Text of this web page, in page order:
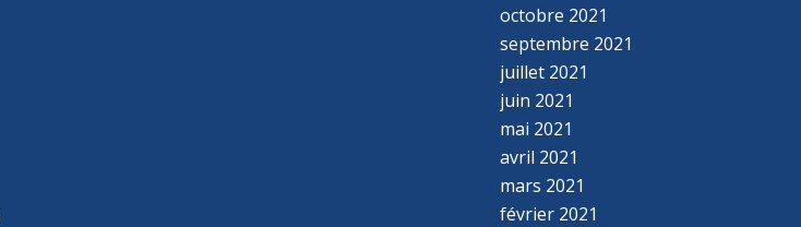
octobre 2021
septembre 2021
juillet 2021
juin 2021
mai 2021
avril 2021
mars 2021
février 2021